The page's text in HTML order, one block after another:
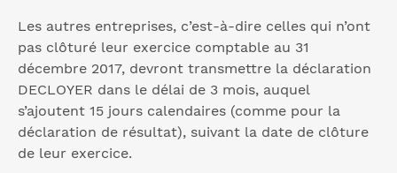
Les autres entreprises, c’est-à-dire celles qui n’ont
pas clôturé leur exercice comptable au 31
décembre 2017, devront transmettre la déclaration
DECLOYER dans le délai de 3 mois, auquel
s’ajoutent 15 jours calendaires (comme pour la
déclaration de résultat), suivant la date de clôture
de leur exercice.